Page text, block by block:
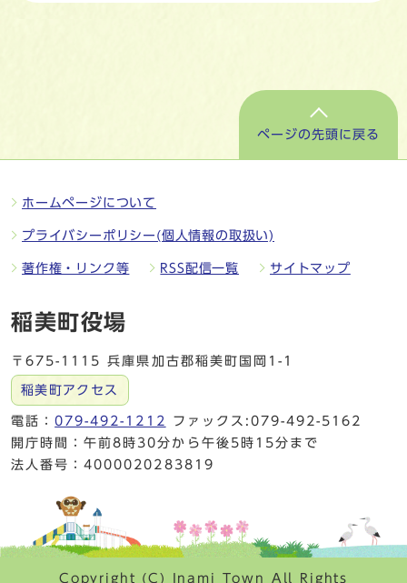
ページの先頭に戻る
ホームページについて
プライバシーポリシー(個人情報の取扱い)
著作権・リンク等 RSS配信一覧 サイトマップ
稲美町役場
〒675-1115 兵庫県加古郡稲美町国岡1-1
稲美町アクセス
電話：079-492-1212
ファックス:079-492-5162
開庁時間：午前8時30分から午後5時15分まで
法人番号：4000020283819
Copyright (C) Inami Town All Rights